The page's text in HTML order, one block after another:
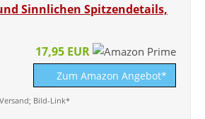
Sinnlichen Spitzendetails,
17,95 EUR
Zum Amazon Angebot*
Bild-Link*